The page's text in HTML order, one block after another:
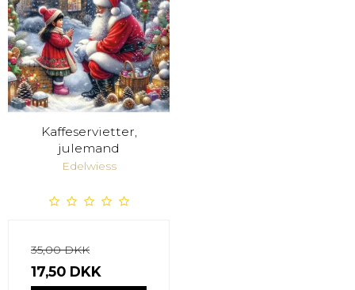
Kaffeservietter,
julemand
Edelwiess
35,00 DKK
17,50 DKK